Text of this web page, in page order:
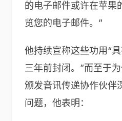
的电子邮件或许在苹果
览您的电子邮件。”
他持续宣称这些功用“
三年前封闭。”而至于
颁发音讯传递协作伙伴
问题，他表明：